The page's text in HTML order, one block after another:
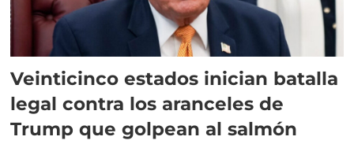
Veinticinco estados inician batalla
legal contra los aranceles de
Trump que golpean al salmón